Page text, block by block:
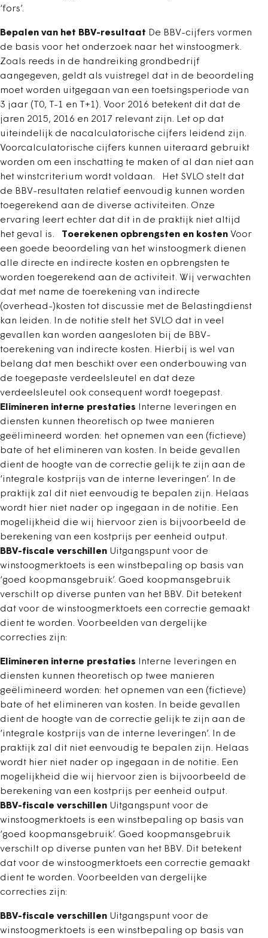
‘fors’.
Bepalen van het BBV-resultaat De BBV-cijfers vormen
de basis voor het onderzoek naar het winstoogmerk.
Zoals reeds in de handreiking grondbedrijf
aangegeven, geldt als vuistregel dat in de beoordeling
moet worden uitgegaan van een toetsingsperiode van
3 jaar (T0, T-1 en T+1). Voor 2016 betekent dit dat de
jaren 2015, 2016 en 2017 relevant zijn. Let op dat
uiteindelijk de nacalculatorische cijfers leidend zijn.
Voorcalculatorische cijfers kunnen uiteraard gebruikt
worden om een inschatting te maken of al dan niet aan
het winstcriterium wordt voldaan. Het SVLO stelt dat
de BBV-resultaten relatief eenvoudig kunnen worden
toegerekend aan de diverse activiteiten. Onze
ervaring leert echter dat dit in de praktijk niet altijd
het geval is. Toerekenen opbrengsten en kosten Voor
een goede beoordeling van het winstoogmerk dienen
alle directe en indirecte kosten en opbrengsten te
worden toegerekend aan de activiteit. Wij verwachten
dat met name de toerekening van indirecte
(overhead-)kosten tot discussie met de Belastingdienst
kan leiden. In de notitie stelt het SVLO dat in veel
gevallen kan worden aangesloten bij de BBV-
toerekening van indirecte kosten. Hierbij is wel van
belang dat men beschikt over een onderbouwing van
de toegepaste verdeelsleutel en dat deze
verdeelsleutel ook consequent wordt toegepast.
Elimineren interne prestaties Interne leveringen en
diensten kunnen theoretisch op twee manieren
geëlimineerd worden: het opnemen van een (fictieve)
bate of het elimineren van kosten. In beide gevallen
dient de hoogte van de correctie gelijk te zijn aan de
‘integrale kostprijs van de interne leveringen’. In de
praktijk zal dit niet eenvoudig te bepalen zijn. Helaas
wordt hier niet nader op ingegaan in de notitie. Een
mogelijkheid die wij hiervoor zien is bijvoorbeeld de
berekening van een kostprijs per eenheid output.
BBV-fiscale verschillen Uitgangspunt voor de
winstoogmerktoets is een winstbepaling op basis van
‘goed koopmansgebruik’. Goed koopmansgebruik
verschilt op diverse punten van het BBV. Dit betekent
dat voor de winstoogmerktoets een correctie gemaakt
dient te worden. Voorbeelden van dergelijke
correcties zijn:
Elimineren interne prestaties Interne leveringen en
diensten kunnen theoretisch op twee manieren
geëlimineerd worden: het opnemen van een (fictieve)
bate of het elimineren van kosten. In beide gevallen
dient de hoogte van de correctie gelijk te zijn aan de
‘integrale kostprijs van de interne leveringen’. In de
praktijk zal dit niet eenvoudig te bepalen zijn. Helaas
wordt hier niet nader op ingegaan in de notitie. Een
mogelijkheid die wij hiervoor zien is bijvoorbeeld de
berekening van een kostprijs per eenheid output.
BBV-fiscale verschillen Uitgangspunt voor de
winstoogmerktoets is een winstbepaling op basis van
‘goed koopmansgebruik’. Goed koopmansgebruik
verschilt op diverse punten van het BBV. Dit betekent
dat voor de winstoogmerktoets een correctie gemaakt
dient te worden. Voorbeelden van dergelijke
correcties zijn:
BBV-fiscale verschillen Uitgangspunt voor de
winstoogmerktoets is een winstbepaling op basis van